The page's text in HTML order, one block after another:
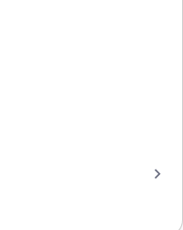
keyboard_arrow_right